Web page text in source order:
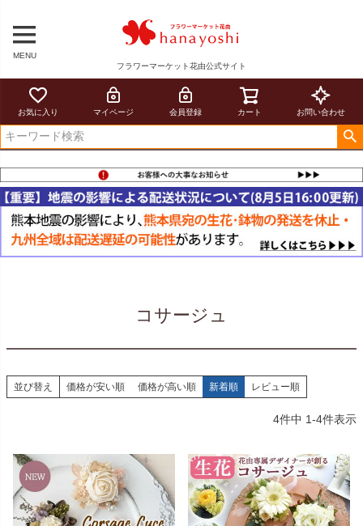
MENU
フラワーマーケット花由公式サイト
お気に入り マイページ 会員登録 カート お問い合わせ
コサージュ
並び替え 価格が安い順 価格が高い順 新着順 レビュー順
4件中 1-4件表示